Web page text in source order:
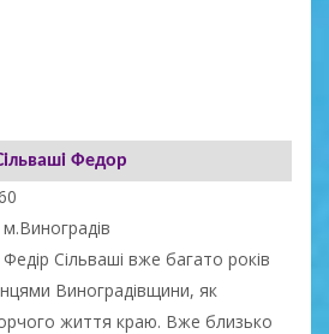
Федор
м.Виноградів
Сільваші вже багато років
Виноградівщини, як
життя краю. Вже близько